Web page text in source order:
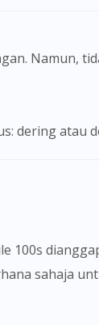
seem to be
No, please do
Namun,
dering atau
100s
sahaja